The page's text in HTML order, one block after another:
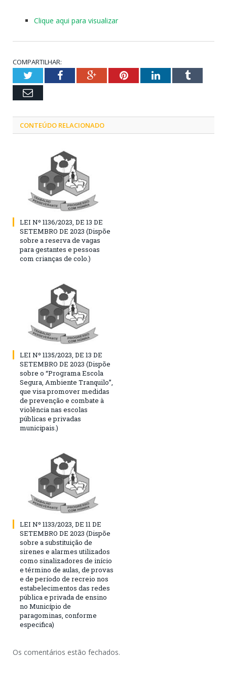
Clique aqui para visualizar
COMPARTILHAR:
TwitterFacebookGoogle+PinterestLinkedInTumblr
Email
CONTEÚDO RELACIONADO
LEI Nº 1136/2023, DE 13 DE
SETEMBRO DE 2023 (Dispõe
sobre a reserva de vagas
para gestantes e pessoas
com crianças de colo.)
LEI Nº 1135/2023, DE 13 DE
SETEMBRO DE 2023 (Dispõe
sobre o “Programa Escola
Segura, Ambiente Tranquilo”,
que visa promover medidas
de prevenção e combate à
violência nas escolas
públicas e privadas
municipais.)
LEI Nº 1133/2023, DE 11 DE
SETEMBRO DE 2023 (Dispõe
sobre a substituição de
sirenes e alarmes utilizados
como sinalizadores de início
e término de aulas, de provas
e de período de recreio nos
estabelecimentos das redes
pública e privada de ensino
no Município de
paragominas, conforme
especifica)
Os comentários estão fechados.